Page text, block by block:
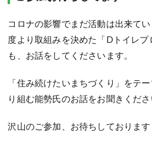
コロナの影響でまだ活動は出来て
度より取組みを決めた「Dトイレプ
も、お話をしてくださいます。
「住み続けたいまちづくり」をテ
り組む能勢氏のお話をお聞きくださ
沢山のご参加、お待ちしております